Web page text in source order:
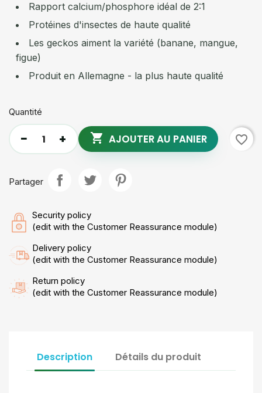
Rapport calcium/phosphore idéal de 2:1
Protéines d'insectes de haute qualité
Les geckos aiment la variété (banane, mangue,
figue)
Produit en Allemagne - la plus haute qualité
Quantité
 AJOUTER AU PANIER favorite_border
Partager
Security policy
(edit with the Customer Reassurance module)
Delivery policy
(edit with the Customer Reassurance module)
Return policy
(edit with the Customer Reassurance module)
Description Détails du produit